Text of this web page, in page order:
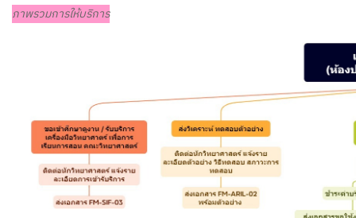
ภาพรวมการให้บริการ